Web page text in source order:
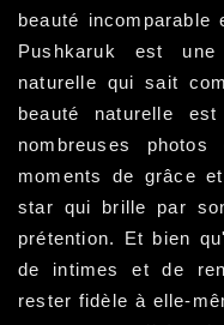
beauté
Pushkaruk est une
naturelle qui sait
beauté naturelle
nombreuses
moments de grâce
star qui brille par
prétention. Et bien
de intimes et de
rester fidèle à elle-